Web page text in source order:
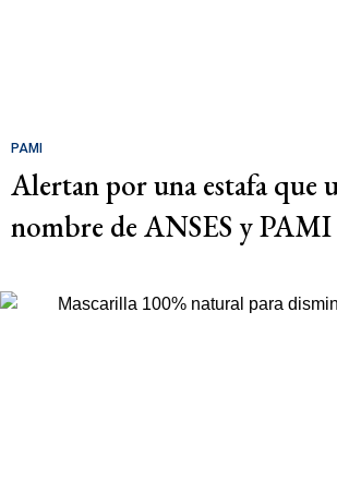
PAMI
Alertan por una estafa que
nombre de ANSES y PAMI